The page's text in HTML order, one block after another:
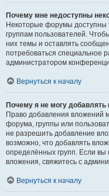
Почему мне недоступны
Некоторые форумы доступны
группам пользователей.
них темы и оставлять
потребоваться специальное
администратором
Вернуться к началу
Почему я не могу добавлять
Право добавления вложений
форума, группы или
не разрешить добавление
возможно, что добавлять
определённых групп. Если вы
вложения, свяжитесь с
Вернуться к началу